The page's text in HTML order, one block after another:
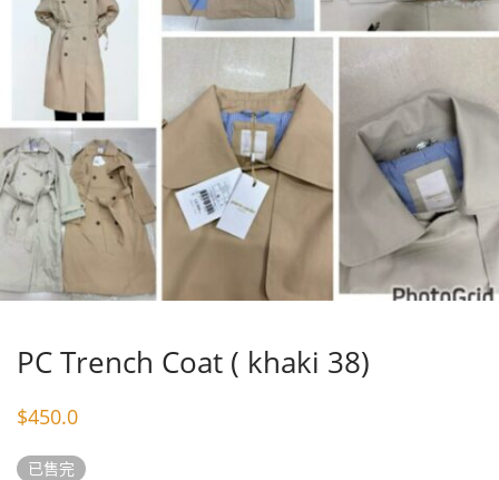
PC Trench Coat ( khaki 38)
$450.0
已售完